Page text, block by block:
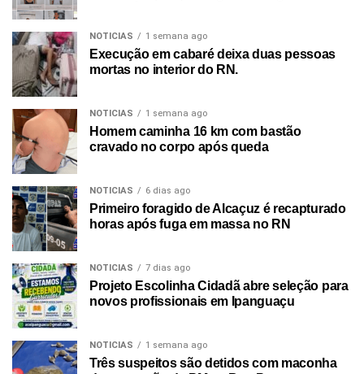
NOTICIAS 1 semana ago
Execução em cabaré deixa duas pessoas
mortas no interior do RN.
NOTICIAS 1 semana ago
Homem caminha 16 km com bastão
cravado no corpo após queda
NOTICIAS 6 dias ago
Primeiro foragido de Alcaçuz é recapturado
horas após fuga em massa no RN
NOTICIAS 7 dias ago
Projeto Escolinha Cidadã abre seleção para
novos profissionais em Ipanguaçu
NOTICIAS 1 semana ago
Três suspeitos são detidos com maconha